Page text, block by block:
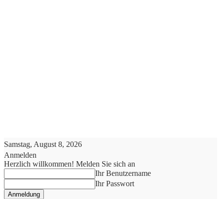
Samstag, August 8, 2026
Anmelden
Herzlich willkommen! Melden Sie sich an
Ihr Benutzername
Ihr Passwort